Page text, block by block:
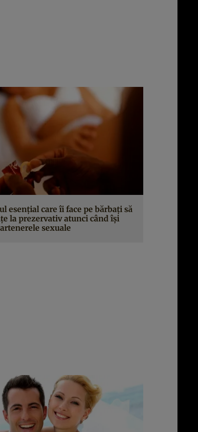
esenţial care îi face pe bărbaţi să
la prezervativ atunci când îşi
sexuale